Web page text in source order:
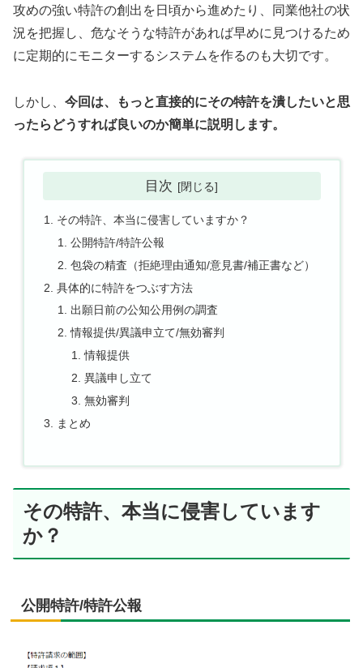
攻めの強い特許の創出を日頃から進めたり、同業他社の状
況を把握し、危なそうな特許があれば早めに見つけるため
に定期的にモニターするシステムを作るのも大切です。
しかし、 今回は、もっと直接的にその特許を潰したいと思
ったらどうすれば良いのか簡単に説明します。
目次
その特許、本当に侵害していますか？
公開特許/特許公報
包袋の精査（拒絶理由通知/意見書/補正書など）
具体的に特許をつぶす方法
出願日前の公知公用例の調査
情報提供/異議申立て/無効審判
情報提供
異議申し立て
無効審判
まとめ
その特許、本当に侵害しています
か？
公開特許/特許公報